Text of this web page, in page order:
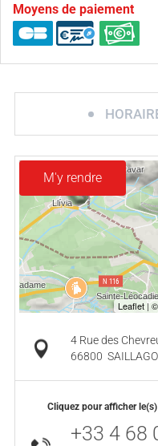
Moyens de paiement
M'y rendre
4 Rue des
66800
Cliquez pour afficher
+33 4 68